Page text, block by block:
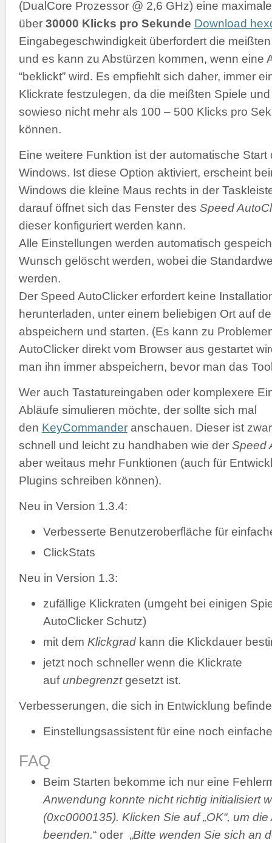
(DualCore Prozessor @ 2,6 GHz) eine
über 30000 Klicks pro Sekunde Download
Eingabegeschwindigkeit überfordert die
und es kann zu Abstürzen kommen, wenn eine
“beklickt” wird. Es empfiehlt sich daher, immer
Klickrate festzulegen, da die meißten Spiele
sowieso nicht mehr als 100 – 500 Klicks pro
können.
Eine weitere Funktion ist der automatische Start
Windows. Ist diese Option aktiviert, erscheint
Windows die kleine Maus rechts in der
darauf öffnet sich das Fenster des Speed
dieser konfiguriert werden kann.
Alle Einstellungen werden automatisch
Wunsch gelöscht werden, wobei die
werden.
Der Speed AutoClicker erfordert keine
herunterladen, unter einem beliebigen Ort auf
abspeichern und starten. (Es kann zu
AutoClicker direkt vom Browser aus gestartet
man ihn immer abspeichern, bevor man das
Wer auch Tastatureingaben oder komplexere
Abläufe simulieren möchte, der sollte sich mal
den KeyCommander anschauen. Dieser ist
schnell und leicht zu handhaben wie der Speed
aber weitaus mehr Funktionen (auch für
Plugins schreiben können).
Neu in Version 1.3.4:
Verbesserte Benutzeroberfläche für
ClickStats
Neu in Version 1.3:
zufällige Klickraten (umgeht bei einigen
AutoClicker Schutz)
mit dem Klickgrad kann die Klickdauer
jetzt noch schneller wenn die Klickrate
aufunbegrenztgesetzt ist.
Verbesserungen, die sich in Entwicklung
Einstellungsassistent für eine noch
FAQ
Beim Starten bekomme ich nur eine
Anwendung konnte nicht richtig initialisiert
(0xc0000135). Klicken Sie auf „OK“, um
beenden.“ oder „Bitte wenden Sie sich an